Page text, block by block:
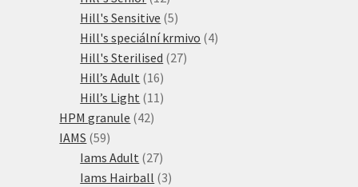
produktů
Hill's Sensitive 55
produktů
Hill's speciální krmivo 44
Hill's Sterilised 2727
Hill’s Adult 1616
produktů
Hill’s Light 11 11
HPM granule 4242
IAMS 5959
produktů
Iams Adult 2727
produktů
Iams Hairball 33